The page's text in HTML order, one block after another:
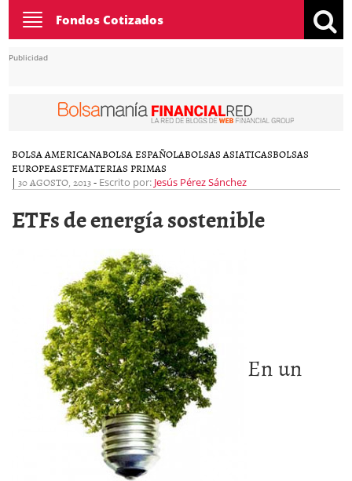
Toggle
navigation
Fondos Cotizados
Publicidad
BOLSA AMERICANABOLSA ESPAÑOLABOLSAS ASIATICASBOLSAS
EUROPEASETFMATERIAS PRIMAS
| 30 AGOSTO, 2013- Escrito por: Jesús Pérez Sánchez
ETFs de energía sostenible
En un